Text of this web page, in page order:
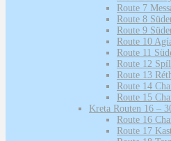
Route 7
Route 8
Route 9
Route 10
Route 11
Route 12
Route 13
Route 14
Route 15
Kreta Routen 16 –
Route 16
Route 17